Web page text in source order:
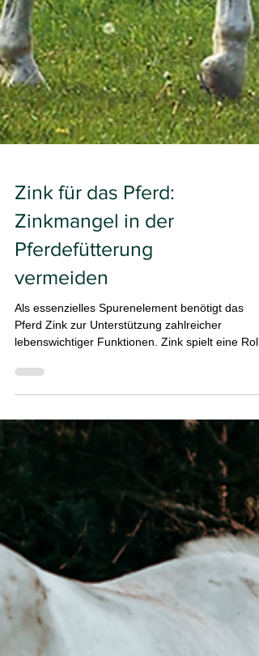
Zink für das Pferd:
Zinkmangel in der
Pferdefütterung
vermeiden
Als essenzielles Spurenelement benötigt das
Pferd Zink zur Unterstützung zahlreicher
lebenswichtiger Funktionen. Zink spielt eine
beim körperlichen Wachstum. Das chemische
Element mit dem Elementsymbol Zn zählt zu den
zweithäufigsten Spurenelementen im
Pferdekörper und ist an einer Vielzahl von
enzymatischen Reaktionen beteiligt. Dazu
gehören insbesondere der antioxidative Sch